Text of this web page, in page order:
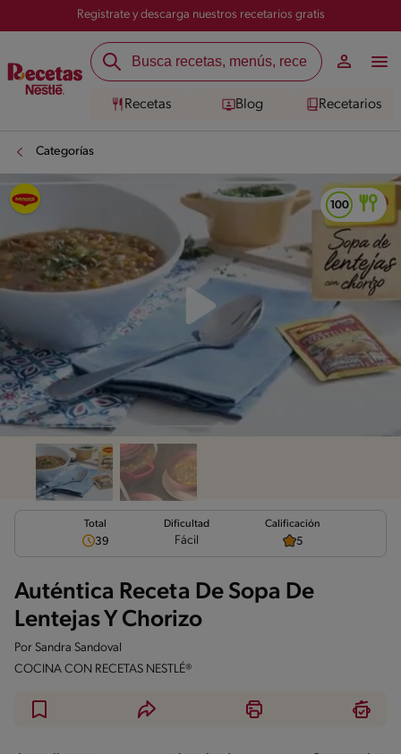
Registrate y descarga nuestros recetarios gratis
Recetas Blog Recetarios
Categorías
Total
39
Dificultad
Fácil
Calificación
5
Auténtica Receta De Sopa De
Lentejas Y Chorizo
Por Sandra Sandoval
COCINA CON RECETAS NESTLÉ®